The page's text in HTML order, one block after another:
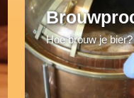
Hoe brouw je bier?